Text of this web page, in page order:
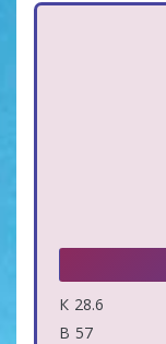
К 28.6
В 57